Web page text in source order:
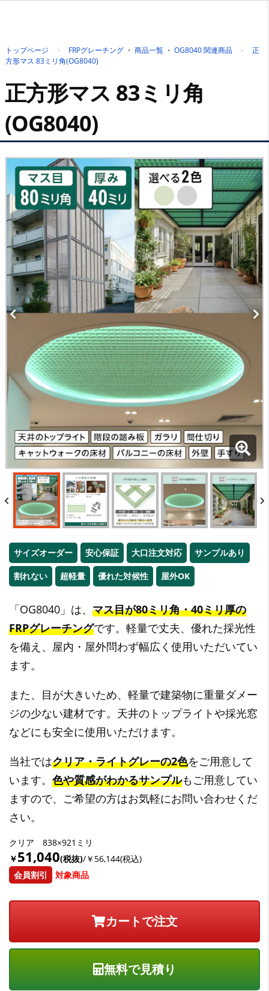
トップページ FRPグレーチング ・ 商品一覧 ・ OG8040 関連商品
正
方形マス 83ミリ角(OG8040)
正方形マス 83ミリ角
(OG8040)
サイズオーダー 安心保証 大口注文対応 サンプルあり
割れない 超軽量 優れた対候性 屋外OK
「OG8040」は、 マス目が80ミリ角・40ミリ厚の
FRPグレーチングです。軽量で丈夫、優れた採光性
を備え、屋内・屋外問わず幅広く使用いただいてい
ます。
また、目が大きいため、軽量で建築物に重量ダメー
ジの少ない建材です。天井のトップライトや採光窓
などにも安全に使用いただけます。
当社ではクリア・ライトグレーの2色をご用意して
います。 色や質感がわかるサンプルもご用意してい
ますので、ご希望の方はお気軽にお問い合わせくだ
さい。
クリア 838×921ミリ
￥51,040(税抜)/￥56,144(税込)
会員割引
対象商品
無料で見積り